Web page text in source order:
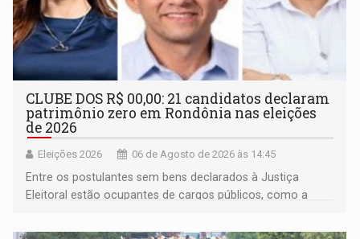
CLUBE DOS R$ 00,00: 21 candidatos declaram
patrimônio zero em Rondônia nas eleições
de 2026
Eleições 2026 06 de Agosto de 2026 às 14:45
Entre os postulantes sem bens declarados à Justiça
Eleitoral estão ocupantes de cargos públicos, como a
Pedro Geovar (PP) e a vice-prefeita Magna dos Anjos